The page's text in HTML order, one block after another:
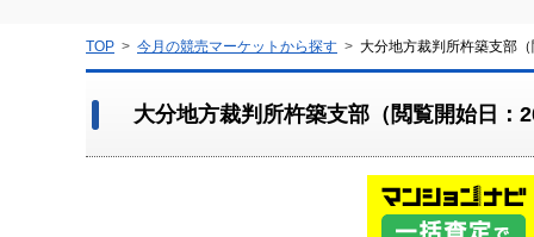
TOP 今月の競売マーケットから探す 大分地方裁判所杵築支部
大分地方裁判所杵築支部（閲覧開始日：